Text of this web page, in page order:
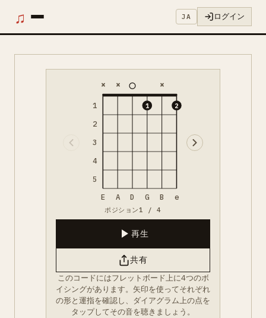
♫ JA ログイン
1
2
3
4
5
× × ×
1 2
E A D G B e
ポジション1 / 4
再生
共有
このコードにはフレットボード上に4つのボ
イシングがあります。矢印を使ってそれぞれ
の形と運指を確認し、ダイアグラム上の点を
タップしてその音を聴きましょう。